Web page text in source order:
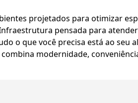
projetados para otimizar
pensada para
o que você precisa está ao seu
modernidade,